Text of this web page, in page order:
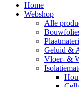
Home
Webshop
Alle
Geluid &
Vloer- &